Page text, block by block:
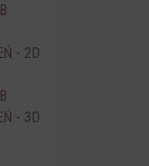
- 2D
- 3D